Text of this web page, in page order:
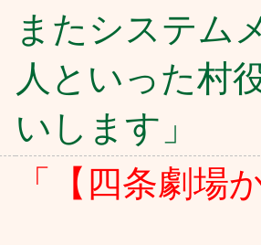
またシステム
人といった村
いします」
「【四条劇場